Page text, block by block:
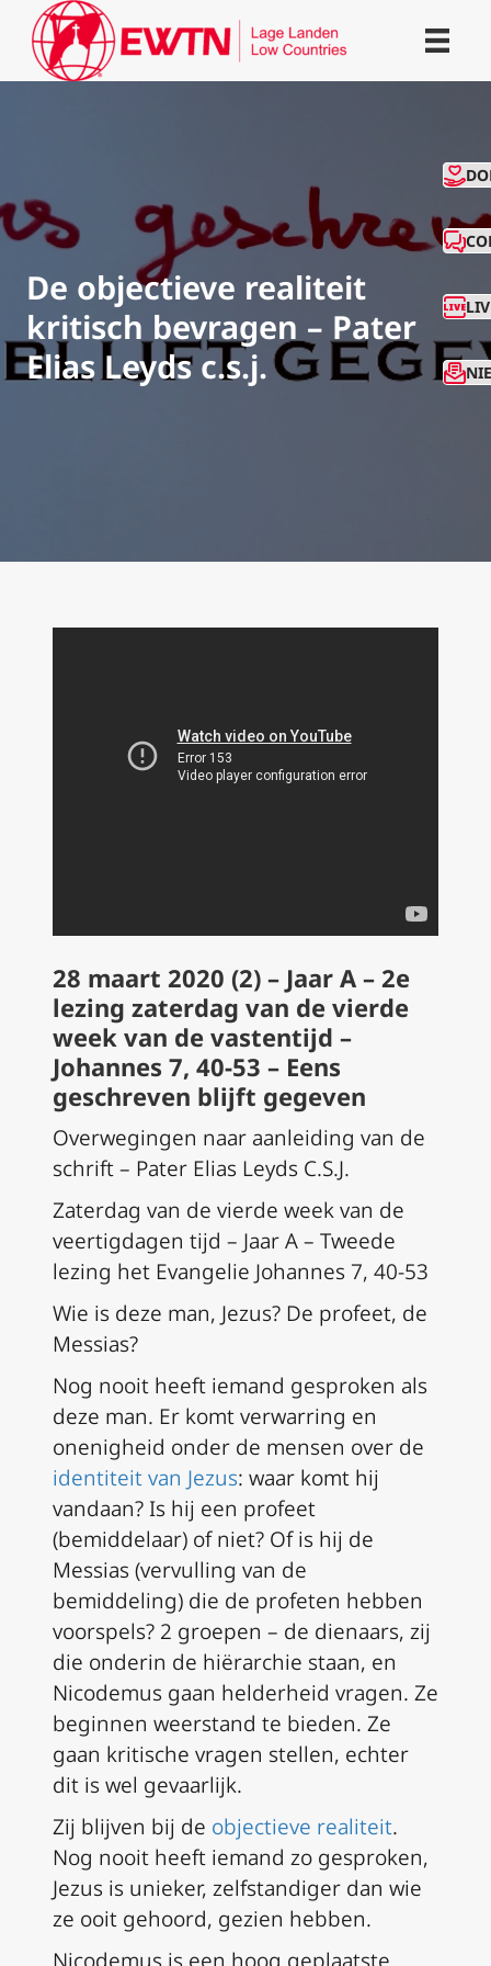
De objectieve realiteit
kritisch bevragen – Pater
Elias Leyds c.s.j.
28 maart 2020 (2) – Jaar A – 2e
lezing zaterdag van de vierde
week van de vastentijd –
Johannes 7, 40-53 – Eens
geschreven blijft gegeven
Overwegingen naar aanleiding van de
schrift – Pater Elias Leyds C.S.J.
Zaterdag van de vierde week van de
veertigdagen tijd – Jaar A – Tweede
lezing het Evangelie Johannes 7, 40-53
Wie is deze man, Jezus? De profeet, de
Messias?
Nog nooit heeft iemand gesproken als
deze man. Er komt verwarring en
onenigheid onder de mensen over de
identiteit van Jezus: waar komt hij
vandaan? Is hij een profeet
(bemiddelaar) of niet? Of is hij de
Messias (vervulling van de
bemiddeling) die de profeten hebben
voorspels? 2 groepen – de dienaars, zij
die onderin de hiërarchie staan, en
Nicodemus gaan helderheid vragen. Ze
beginnen weerstand te bieden. Ze
gaan kritische vragen stellen, echter
dit is wel gevaarlijk.
Zij blijven bij de objectieve realiteit.
Nog nooit heeft iemand zo gesproken,
Jezus is unieker, zelfstandiger dan wie
ze ooit gehoord, gezien hebben.